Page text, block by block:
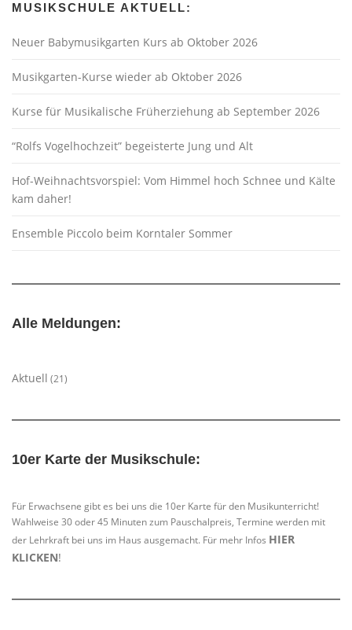
MUSIKSCHULE AKTUELL:
Neuer Babymusikgarten Kurs ab Oktober 2026
Musikgarten-Kurse wieder ab Oktober 2026
Kurse für Musikalische Früherziehung ab September 2026
“Rolfs Vogelhochzeit” begeisterte Jung und Alt
Hof-Weihnachtsvorspiel: Vom Himmel hoch Schnee und Kälte
kam daher!
Ensemble Piccolo beim Korntaler Sommer
Alle Meldungen:
Aktuell (21)
10er Karte der Musikschule:
Für Erwachsene gibt es bei uns die 10er Karte für den Musikunterricht!
Wahlweise 30 oder 45 Minuten zum Pauschalpreis, Termine werden mit
der Lehrkraft bei uns im Haus ausgemacht. Für mehr Infos HIER
KLICKEN!